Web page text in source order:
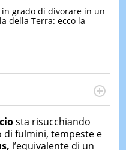
DI
in grado di divorare in un
della Terra: ecco la
in Marketing Management
Marketing digitale. Si
in ottica SEO e
marketing attraverso
sta risucchiando
di fulmini, tempeste e
l’equivalente di un